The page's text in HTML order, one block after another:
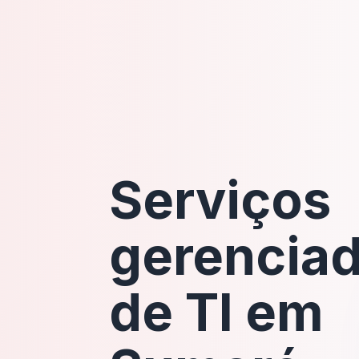
Serviços
de TI em